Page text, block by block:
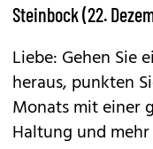
Steinbock (22.
Liebe: Gehen Sie
heraus, punkten
Monats mit einer
Haltung und